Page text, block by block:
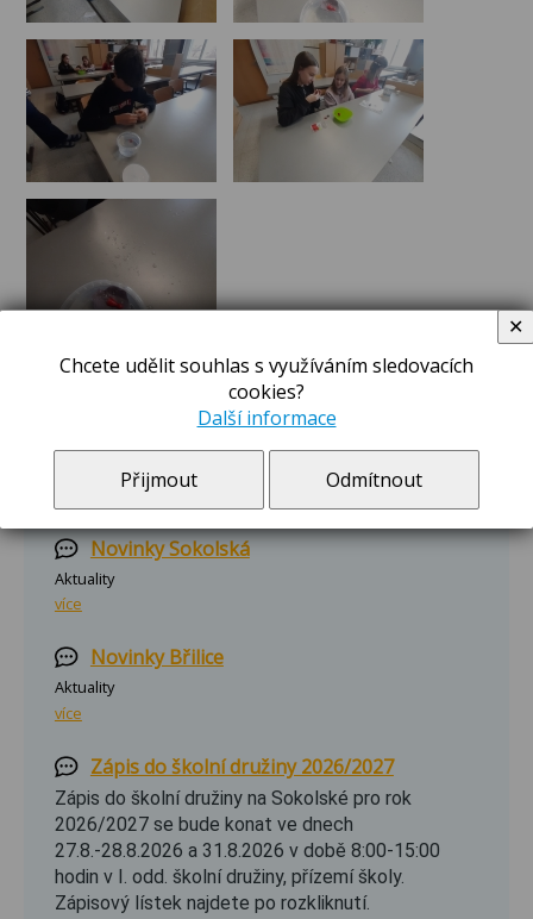
ZPRÁVY A OZNÁMENÍ
Novinky Sokolská
Aktuality
více
Novinky Břilice
Aktuality
více
Zápis do školní družiny 2026/2027
Zápis do školní družiny na Sokolské pro rok
2026/2027 se bude konat ve dnech
27.8.-28.8.2026 a 31.8.2026 v době 8:00-15:00
hodin v I. odd. školní družiny, přízemí školy.
Zápisový lístek najdete po rozkliknutí.
Chcete udělit souhlas s využíváním sledovacích
cookies?
Další informace
Přijmout Odmítnout
✕